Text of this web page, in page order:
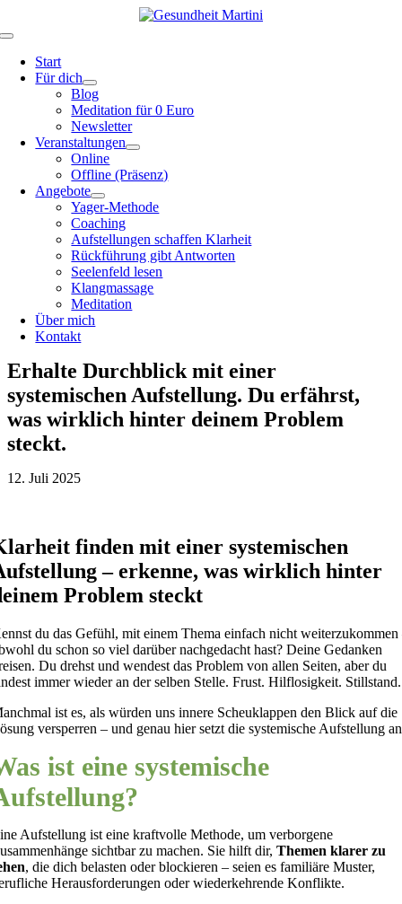
Inhalt
Toggle
Navigation
Start
Für dich
Blog
Meditation für 0 Euro
Newsletter
Veranstaltungen
Online
Offline (Präsenz)
Angebote
Yager-Methode
Coaching
Aufstellungen schaffen Klarheit
Rückführung gibt Antworten
Seelenfeld lesen
Klangmassage
Meditation
Über mich
Kontakt
Erhalte Durchblick mit einer
systemischen Aufstellung. Du erfährst,
was wirklich hinter deinem Problem
steckt.
12. Juli 2025
finden mit einer systemischen
– erkenne, was wirklich hinter
Problem steckt
du das Gefühl, mit einem Thema einfach nicht weiterzukommen
du schon so viel darüber nachgedacht hast? Deine Gedanken
Du drehst und wendest das Problem von allen Seiten, aber du
immer wieder an der selben Stelle. Frust. Hilflosigkeit. Stillstand.
ist es, als würden uns innere Scheuklappen den Blick auf die
versperren – und genau hier setzt die systemische Aufstellung
ist eine systemische
Aufstellung ist eine kraftvolle Methode, um verborgene
sichtbar zu machen. Sie hilft dir,Themen klarer zu
, die dich belasten oder blockieren – seien es familiäre Muster,
Herausforderungen oder wiederkehrende Konflikte.